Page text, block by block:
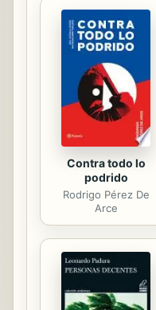
that
be
this
Contra todo lo
podrido
Rodrigo Pérez De
Arce